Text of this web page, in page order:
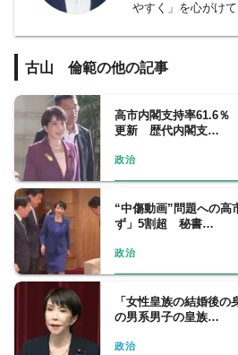
やすく」を心がけ
取材に楽しさを感
なら鉄道が大好き。
フジテレビ社会部
早稲田大学第一文
官邸サブキャップ
「知露派であって
口癖。
古山 倫範の他の記事
高市内閣支持率61.6
更新 歴代内閣支…
政治
“中傷動画”問題への高
ず」5割超 秘書…
政治
「女性皇族の結婚後
の男系男子の皇族…
政治